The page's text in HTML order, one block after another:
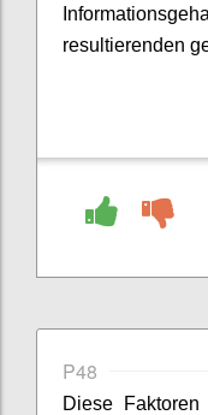
resultierenden
P48
Diese